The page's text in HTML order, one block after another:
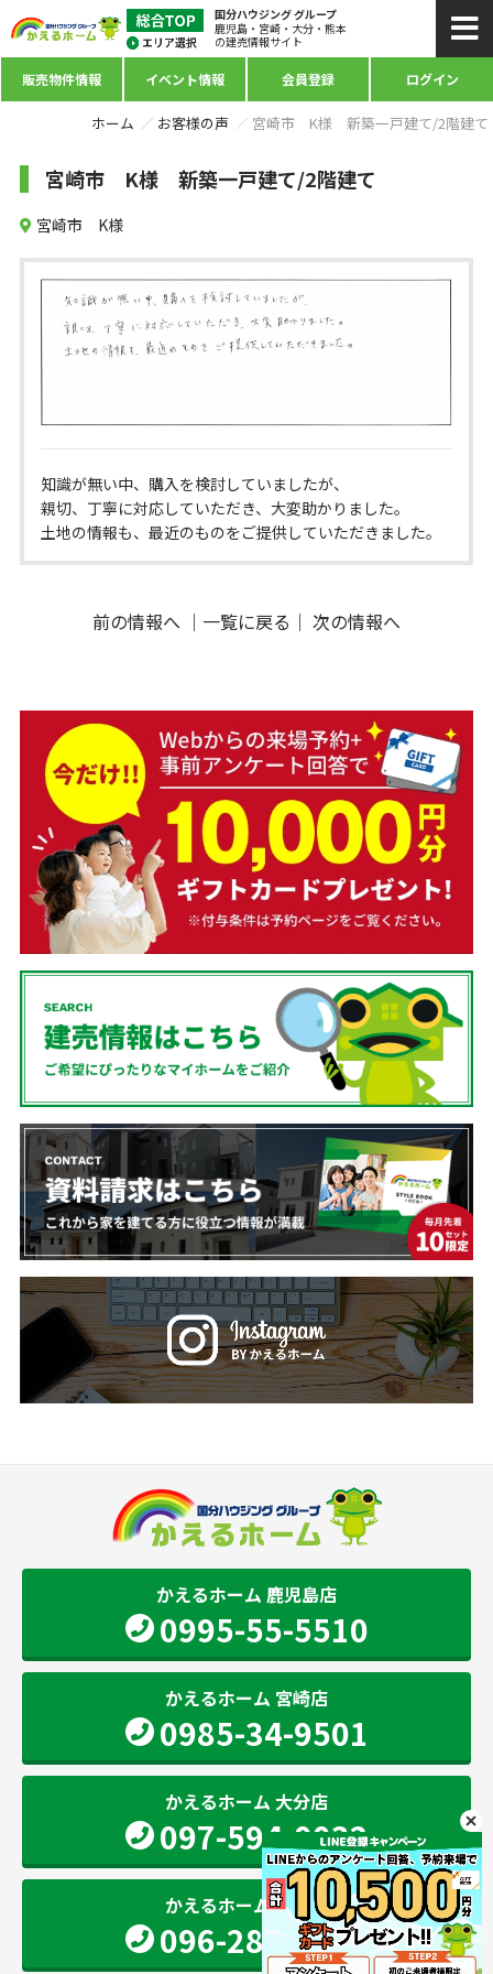
国分ハウジング グループ
鹿児島・宮崎・大分・熊本
の建売情報サイト
販売物件情報 イベント情報 会員登録 ログイン
ホーム お客様の声 宮崎市 K様 新築一戸建て/2階建て
宮崎市 K様 新築一戸建て/2階建て
宮崎市 K様
知識が無い中、購入を検討していましたが、
親切、丁寧に対応していただき、大変助かりました。
土地の情報も、最近のものをご提供していただきました。
前の情報へ ｜ 一覧に戻る ｜ 次の情報へ
かえるホーム 鹿児島店
0995-55-5510
かえるホーム 宮崎店
0985-34-9501
かえるホーム 大分店
097-594-0032
かえるホーム 熊本店
096-283-2207